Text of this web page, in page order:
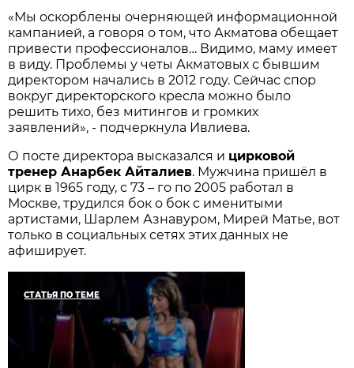
«Мы оскорблены очерняющей информационной
кампанией, а говоря о том, что Акматова обещает
привести профессионалов… Видимо, маму имеет
в виду. Проблемы у четы Акматовых с бывшим
директором начались в 2012 году. Сейчас спор
вокруг директорского кресла можно было
решить тихо, без митингов и громких
заявлений», - подчеркнула Ивлиева.
О посте директора высказался и цирковой
тренер Анарбек Айталиев. Мужчина пришёл в
цирк в 1965 году, с 73 – го по 2005 работал в
Москве, трудился бок о бок с именитыми
артистами, Шарлем Азнавуром, Мирей Матье, вот
только в социальных сетях этих данных не
афиширует.
СТАТЬЯ ПО ТЕМЕ